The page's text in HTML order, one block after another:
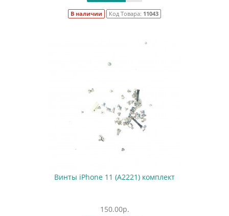
В наличии Код Товара: 11043
Винты iPhone 11 (A2221) комплект
150.00р.